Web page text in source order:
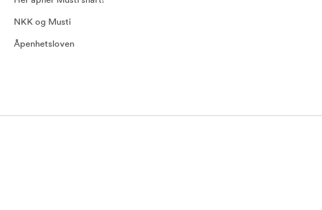
NKK og Musti
Åpenhetsloven